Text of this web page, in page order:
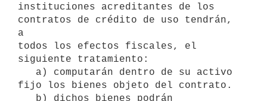
instituciones acreditantes de los
contratos de crédito de uso tendrán,
a
todos los efectos fiscales, el
siguiente tratamiento:
fijo los bienes objeto del contrato.